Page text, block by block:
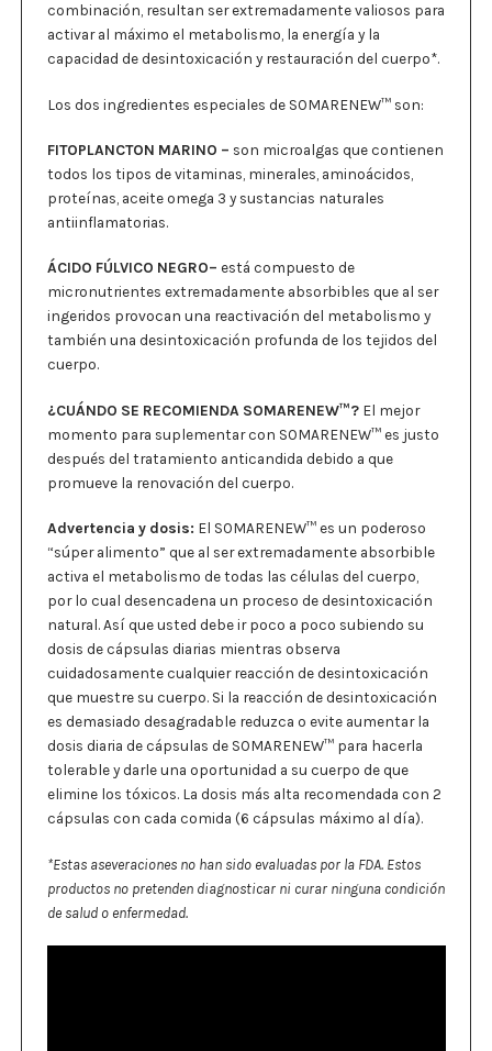
combinación, resultan ser extremadamente valiosos para
activar al máximo el metabolismo, la energía y la
capacidad de desintoxicación y restauración del cuerpo*.
Los dos ingredientes especiales de SOMARENEW™ son:
FITOPLANCTON MARINO – son microalgas que contienen
todos los tipos de vitaminas, minerales, aminoácidos,
proteínas, aceite omega 3 y sustancias naturales
antiinflamatorias.
ÁCIDO FÚLVICO NEGRO– está compuesto de
micronutrientes extremadamente absorbibles que al ser
ingeridos provocan una reactivación del metabolismo y
también una desintoxicación profunda de los tejidos del
cuerpo.
¿CUÁNDO SE RECOMIENDA SOMARENEW™?El mejor
momento para suplementar con SOMARENEW™ es justo
después del tratamiento anticandida debido a que
promueve la renovación del cuerpo.
Advertencia y dosis: El SOMARENEW™ es un poderoso
“súper alimento” que al ser extremadamente absorbible
activa el metabolismo de todas las células del cuerpo,
por lo cual desencadena un proceso de desintoxicación
natural. Así que usted debe ir poco a poco subiendo su
dosis de cápsulas diarias mientras observa
cuidadosamente cualquier reacción de desintoxicación
que muestre su cuerpo. Si la reacción de desintoxicación
es demasiado desagradable reduzca o evite aumentar la
dosis diaria de cápsulas de SOMARENEW™ para hacerla
tolerable y darle una oportunidad a su cuerpo de que
elimine los tóxicos. La dosis más alta recomendada con 2
cápsulas con cada comida (6 cápsulas máximo al día).
*Estas aseveraciones no han sido evaluadas por la FDA. Estos
productos no pretenden diagnosticar ni curar ninguna condición
de salud o enfermedad.